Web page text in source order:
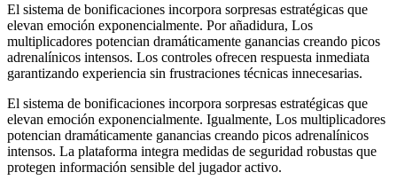
El sistema de bonificaciones incorpora sorpresas estratégicas que
elevan emoción exponencialmente. Por añadidura, Los
multiplicadores potencian dramáticamente ganancias creando picos
adrenalínicos intensos. Los controles ofrecen respuesta inmediata
garantizando experiencia sin frustraciones técnicas innecesarias.
El sistema de bonificaciones incorpora sorpresas estratégicas que
elevan emoción exponencialmente. Igualmente, Los multiplicadores
potencian dramáticamente ganancias creando picos adrenalínicos
intensos. La plataforma integra medidas de seguridad robustas que
protegen información sensible del jugador activo.